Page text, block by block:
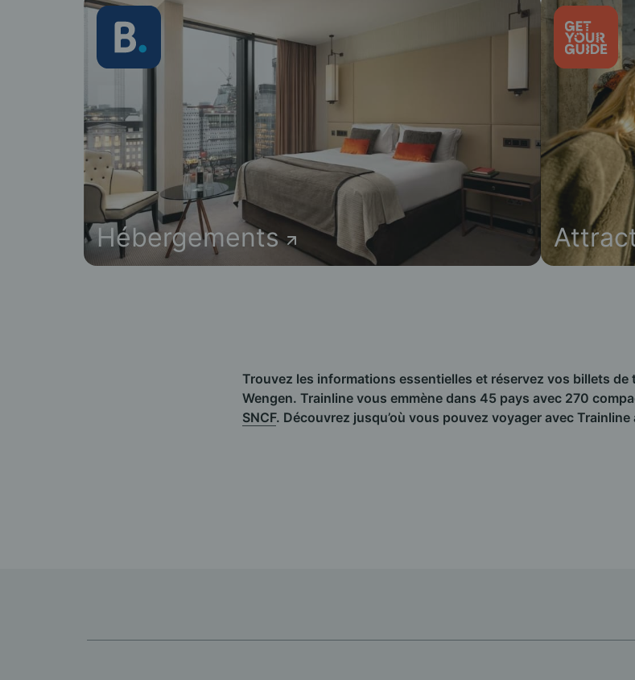
Hébergements
Trouvez les informations essentielles et réservez vos billets de
Wengen. Trainline vous emmène dans 45 pays avec 270
SNCF. Découvrez jusqu’où vous pouvez voyager avec Trainline